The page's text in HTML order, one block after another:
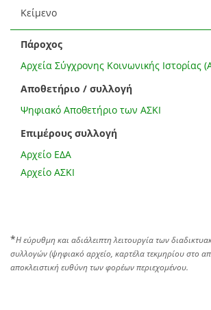
Κείμενο
Πάροχος
Αρχεία Σύγχρονης Κοινωνικής Ιστορίας
Αποθετήριο / συλλογή
Ψηφιακό Αποθετήριο των ΑΣΚΙ
Επιμέρους συλλογή
Αρχείο ΕΔΑ
Αρχείο ΑΣΚΙ
*Η εύρυθμη και αδιάλειπτη λειτουργία των
συλλογών (ψηφιακό αρχείο, καρτέλα τεκμηρίου στο
αποκλειστική ευθύνη των φορέων περιεχομένου.